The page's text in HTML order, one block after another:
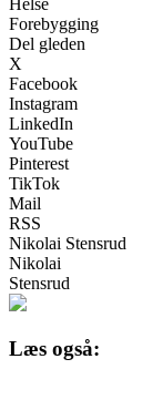
Helse
Forebygging
Del gleden
X
Facebook
Instagram
LinkedIn
YouTube
Pinterest
TikTok
Mail
RSS
Nikolai Stensrud
Nikolai
Stensrud
Læs også: